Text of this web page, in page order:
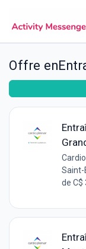
Offre
Saint-
de C$